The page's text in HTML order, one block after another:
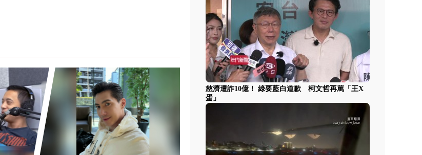
慈濟遭詐10億！ 綠要藍白道歉 柯文哲再罵「王X
蛋」